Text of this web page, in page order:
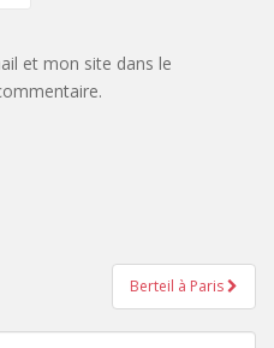
et mon site dans le
Berteil à Paris